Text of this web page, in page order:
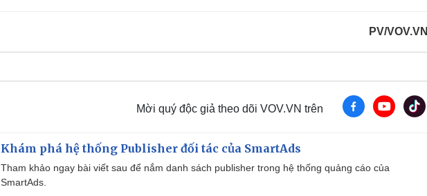
PV/VOV.VN
Mời quý độc giả theo dõi VOV.VN trên
Khám phá hệ thống Publisher đối tác của SmartAds
Tham khảo ngay bài viết sau để nắm danh sách publisher trong hệ thống quảng cáo của
SmartAds.